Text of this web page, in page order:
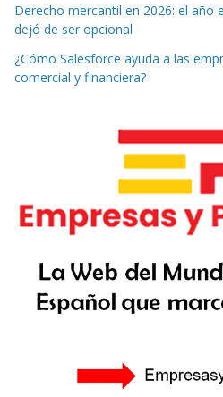
Derecho mercantil en 2026: el año
dejó de ser opcional
¿Cómo Salesforce ayuda a las
comercial y financiera?